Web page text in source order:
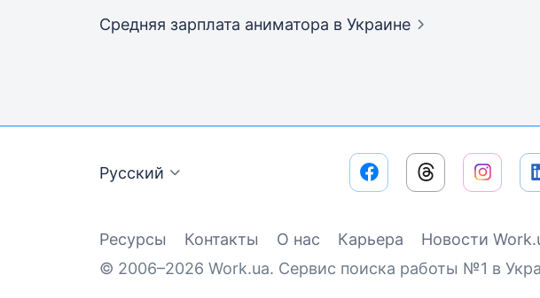
Средняя зарплата аниматора в Украине
Русский
Ресурсы Контакты О нас Карьера Новости
© 2006–2026 Work.ua. Сервис поиска работы №1 в